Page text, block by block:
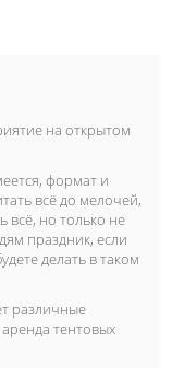
на открытом
формат и
всё до мелочей,
всё, но только не
праздник, если
делать в таком
различные
аренда тентовых